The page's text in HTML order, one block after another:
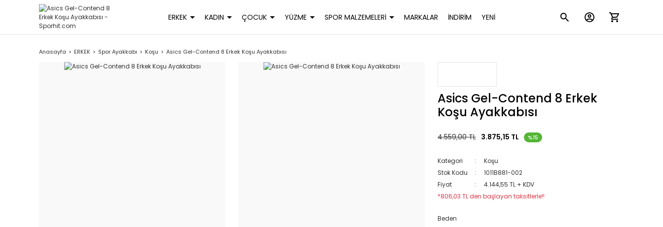
ERKEK KADIN ÇOCUK YÜZME SPOR MALZEMELERİ MARKALAR İNDİRİM YENİ
Anasayfa ERKEK Spor Ayakkabı Koşu Asics Gel-Contend 8 Erkek Koşu Ayakkabısı
Asics Gel-Contend 8 Erkek
Koşu Ayakkabısı
4.559,00 TL 3.875,15 TL %15
Kategori
Koşu
Stok Kodu
1011B881-002
Fiyat
4.144,55 TL + KDV
*806,03 TL den başlayan taksitlerle!!
Beden